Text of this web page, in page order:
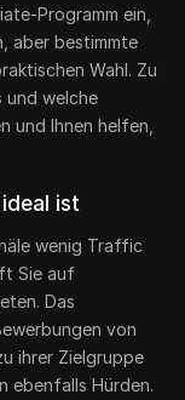
Programm ein,
aber bestimmte
Wahl. Zu
und welche
und Ihnen helfen,
ist
wenig Traffic
Sie auf
Das
von
ihrer Zielgruppe
ebenfalls Hürden.